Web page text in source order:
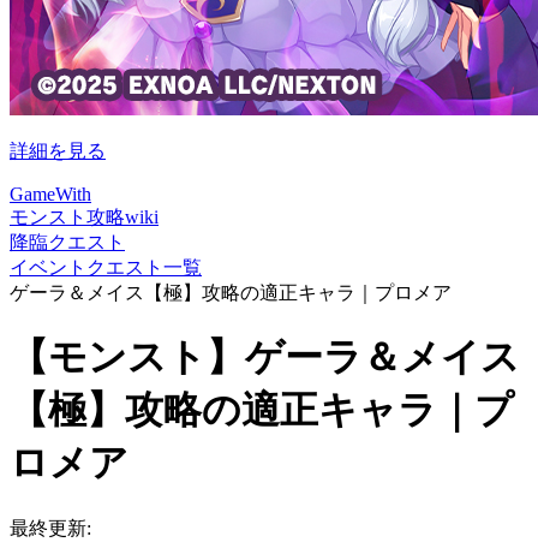
詳細を見る
GameWith
モンスト攻略wiki
降臨クエスト
イベントクエスト一覧
ゲーラ＆メイス【極】攻略の適正キャラ｜プロメア
【モンスト】ゲーラ＆メイス
【極】攻略の適正キャラ｜プ
ロメア
最終更新: